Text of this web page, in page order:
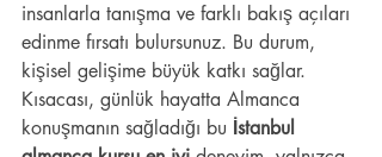
insanlarla tanışma ve farklı bakış açıları
edinme fırsatı bulursunuz. Bu durum,
kişisel gelişime büyük katkı sağlar.
Kısacası, günlük hayatta Almanca
konuşmanın sağladığı bu İstanbul